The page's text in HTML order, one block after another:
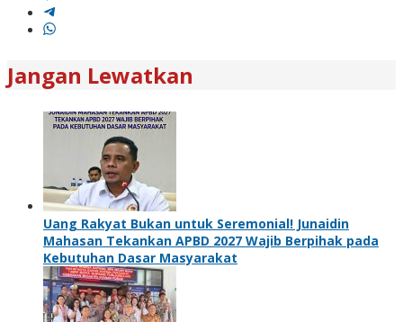
Jangan Lewatkan
Uang Rakyat Bukan untuk Seremonial! Junaidin
Mahasan Tekankan APBD 2027 Wajib Berpihak pada
Kebutuhan Dasar Masyarakat